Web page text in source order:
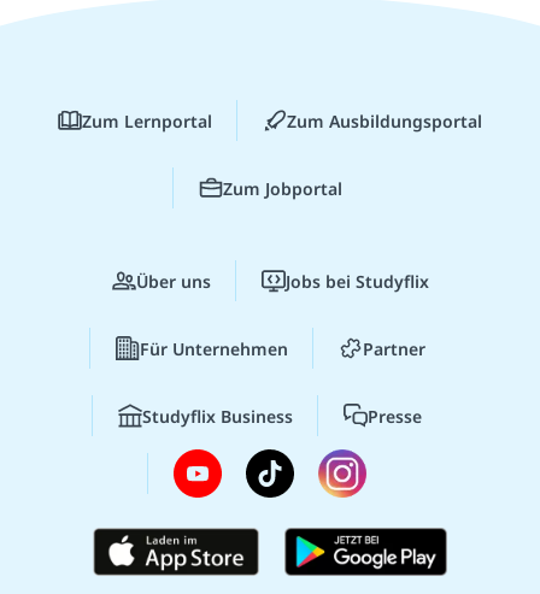
Zum Lernportal Zum Ausbildungsportal
Zum Jobportal
Über uns Jobs bei Studyflix
Für Unternehmen Partner
Studyflix Business Presse